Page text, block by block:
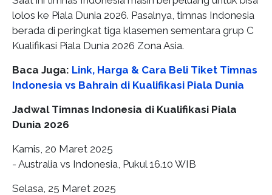
lolos ke Piala Dunia 2026. Pasalnya, timnas Indonesia
berada di peringkat tiga klasemen sementara grup C
Kualifikasi Piala Dunia 2026 Zona Asia.
Baca Juga: Link, Harga & Cara Beli Tiket Timnas
Indonesia vs Bahrain di Kualifikasi Piala Dunia
Jadwal Timnas Indonesia di Kualifikasi Piala
Dunia 2026
Kamis, 20 Maret 2025
- Australia vs Indonesia, Pukul 16.10 WIB
Selasa, 25 Maret 2025